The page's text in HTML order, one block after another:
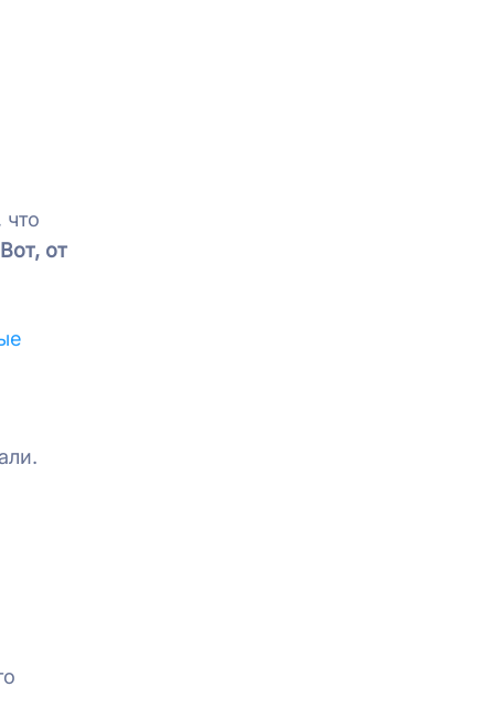
Вот, от